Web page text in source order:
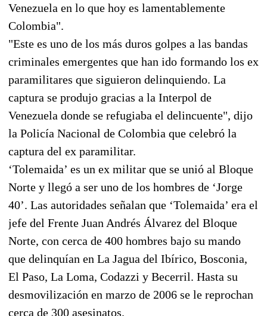
Venezuela en lo que hoy es lamentablemente
Colombia".
"Este es uno de los más duros golpes a las bandas
criminales emergentes que han ido formando los ex
paramilitares que siguieron delinquiendo. La
captura se produjo gracias a la Interpol de
Venezuela donde se refugiaba el delincuente", dijo
la Policía Nacional de Colombia que celebró la
captura del ex paramilitar.
‘Tolemaida’ es un ex militar que se unió al Bloque
Norte y llegó a ser uno de los hombres de ‘Jorge
40’. Las autoridades señalan que ‘Tolemaida’ era el
jefe del Frente Juan Andrés Álvarez del Bloque
Norte, con cerca de 400 hombres bajo su mando
que delinquían en La Jagua del Ibírico, Bosconia,
El Paso, La Loma, Codazzi y Becerril. Hasta su
desmovilización en marzo de 2006 se le reprochan
cerca de 300 asesinatos.